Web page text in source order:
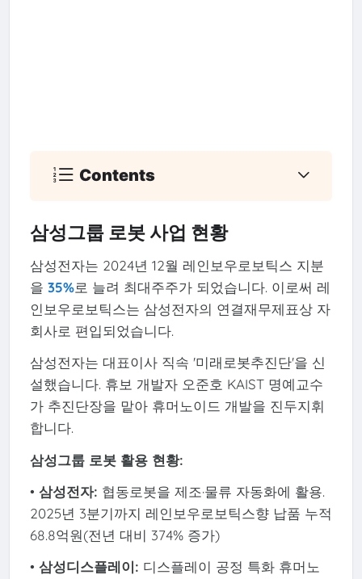
Contents
삼성그룹 로봇 사업 현황
삼성전자는 2024년 12월 레인보우로보틱스 지분
을 35%로 늘려 최대주주가 되었습니다. 이로써 레
인보우로보틱스는 삼성전자의 연결재무제표상 자
회사로 편입되었습니다.
삼성전자는 대표이사 직속 '미래로봇추진단'을 신
설했습니다. 휴보 개발자 오준호 KAIST 명예교수
가 추진단장을 맡아 휴머노이드 개발을 진두지휘
합니다.
삼성그룹 로봇 활용 현황:
• 삼성전자: 협동로봇을 제조·물류 자동화에 활용.
2025년 3분기까지 레인보우로보틱스향 납품 누적
68.8억원(전년 대비 374% 증가)
• 삼성디스플레이: 디스플레이 공정 특화 휴머노